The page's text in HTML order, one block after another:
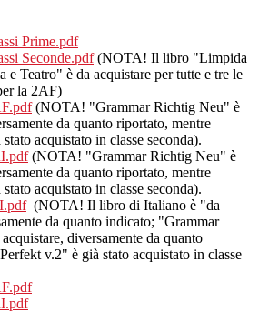
Prime.pdf
Seconde.pdf(NOTA! Il libro "Limpida
e Teatro" è da acquistare per tutte e tre le
la 2AF)
(NOTA! "Grammar Richtig Neu" è
da quanto riportato, mentre
acquistato in classe seconda).
(NOTA! "Grammar Richtig Neu" è
da quanto riportato, mentre
acquistato in classe seconda).
(NOTA! Il libro di Italiano è "da
da quanto indicato; "Grammar
diversamente da quanto
v.2" è già stato acquistato in classe